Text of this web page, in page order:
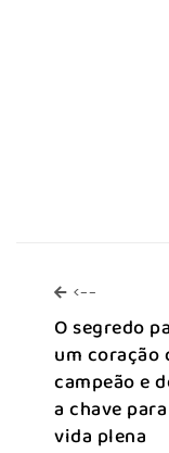
<--
O segredo
um coração
campeão e
a chave
vida plena